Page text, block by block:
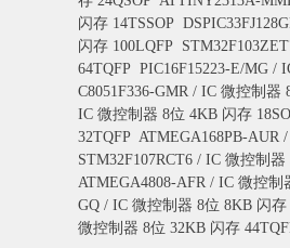
闪存 14TSSOP
闪存 100LQFP
64TQFP PIC16F15223-E/MG /
C8051F336-GMR / IC 微控制器
IC 微控制器 8位 4KB 闪存
32TQFP ATMEGA168PB-AUR
STM32F107RCT6 / IC 微控制
ATMEGA4808-AFR / IC 微控制
GQ / IC 微控制器 8位 8KB 闪存
微控制器 8位 32KB 闪存